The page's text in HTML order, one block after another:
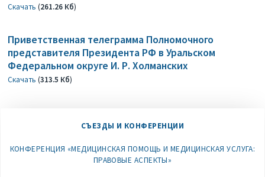
Скачать (261.26 Кб)
Приветственная телеграмма Полномочного
представителя Президента РФ в Уральском
Федеральном округе И. Р. Холманских
Скачать (313.5 Кб)
СЪЕЗДЫ И КОНФЕРЕНЦИИ
КОНФЕРЕНЦИЯ «МЕДИЦИНСКАЯ ПОМОЩЬ И МЕДИЦИНСКАЯ УСЛУГА:
ПРАВОВЫЕ АСПЕКТЫ»